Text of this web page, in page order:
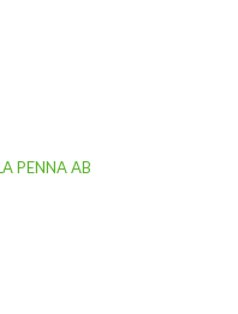
PENNA AB